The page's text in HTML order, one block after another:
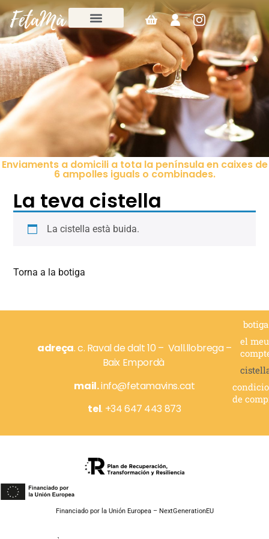
Enviaments a domicili a tota la península en caixes de
6 ampolles iguals o combinades.
La teva cistella
La cistella està buida.
Torna a la botiga
adreça. c. Raval de dalt 10 – Vall.llobrega –
Baix Empordà
mail.info@fetamavins.cat
tel. +34 647 443 873
botiga
el meu
de
Financiado por la Unión Europea – NextGenerationEU